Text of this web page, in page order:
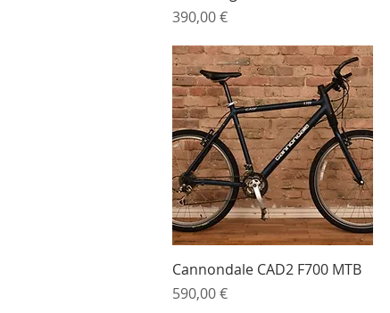
Preis
390,00 €
Schnellansicht
Cannondale CAD2 F700 MTB
Preis
590,00 €